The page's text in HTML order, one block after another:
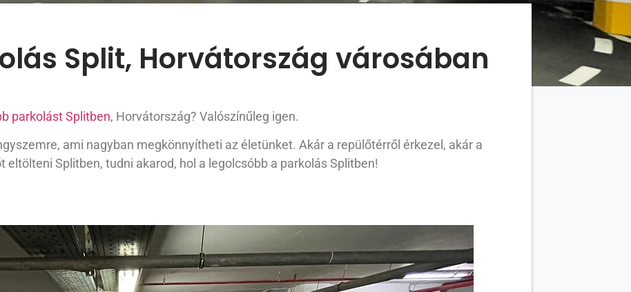
Split, Horvátország városában
parkolást Splitben, Horvátország? Valószínűleg igen.
ami nagyban megkönnyítheti az életünket. Akár a repülőtérről érkezel, akár a
Splitben, tudni akarod, hol a legolcsóbb a parkolás Splitben!